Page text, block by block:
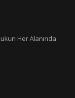
Her Alanında